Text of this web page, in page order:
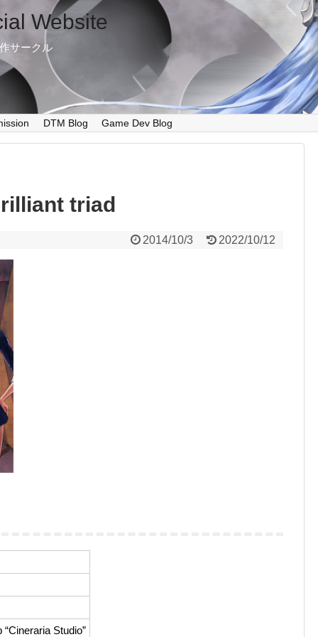
Website
サークル
DTM Blog Game Dev Blog
triad
2014/10/3 2022/10/12
Studio”